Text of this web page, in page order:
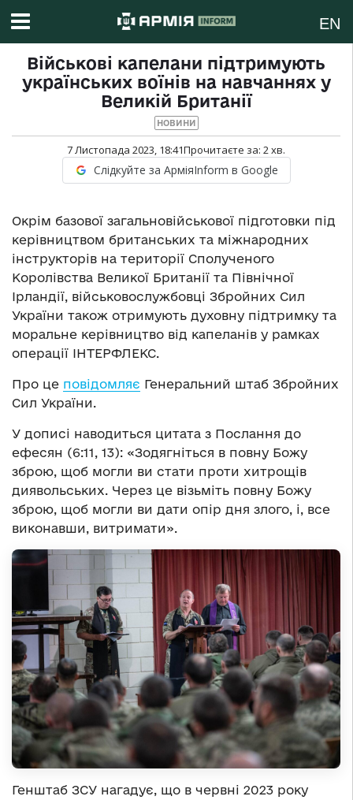
EN
Військові капелани підтримують
українських воїнів на навчаннях у
Великій Британії
НОВИНИ
7 Листопада 2023, 18:41Прочитаєте за: 2хв.
Слідкуйте за АрміяInform в Google
Окрім базової загальновійськової підготовки під
керівництвом британських та міжнародних
інструкторів на території Сполученого
Королівства Великої Британії та Північної
Ірландії, військовослужбовці Збройних Сил
України також отримують духовну підтримку та
моральне керівництво від капеланів у рамках
операції ІНТЕРФЛЕКС.
Про це повідомляє Генеральний штаб Збройних
Сил України.
У дописі наводиться цитата з Послання до
ефесян (6:11, 13): «Зодягніться в повну Божу
зброю, щоб могли ви стати проти хитрощів
диявольських. Через це візьміть повну Божу
зброю, щоб могли ви дати опір дня злого, і, все
виконавши, витримати».
Генштаб ЗСУ нагадує, що в червні 2023 року